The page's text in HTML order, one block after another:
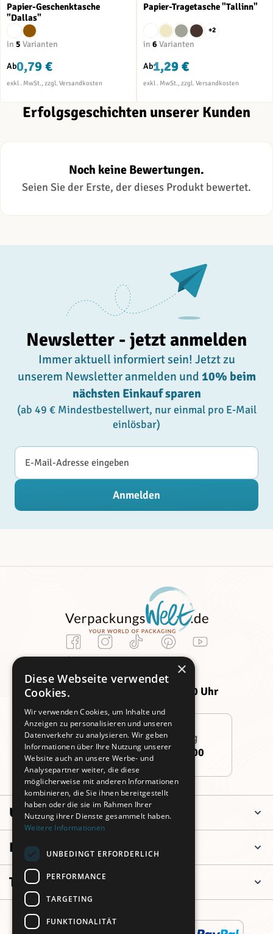
Papier-Geschenktasche
"Dallas"
in 5 Varianten
Ab0,79 €
Papier-Tragetasche "Tallinn"
in 6 Varianten
+2
Ab1,29 €
Erfolgsgeschichten unserer Kunden
Noch keine Bewertungen.
Seien Sie der Erste, der dieses Produkt bewertet.
Newsletter - jetzt anmelden
Immer aktuell informiert sein! Jetzt zu
unserem Newsletter anmelden und 10% beim
nächsten Einkauf sparen
(ab 49 € Mindestbestellwert, nur einmal pro E-Mail
einlösbar)
E-Mail-Adresse
Anmelden
Kundenservice
Montag -
Donnerstag:
09:00 - 16:00 Uhr
Freitag:
09:00 - 14:00 Uhr
Persönliche Beratung
+49 (0)911 3260 6700
Unternehmen
Informationen
Top Kategorien
×
Diese Webseite verwendet
Cookies.
Wir verwenden Cookies, um Inhalte und
Anzeigen zu personalisieren und unseren
Datenverkehr zu analysieren. Wir geben
Informationen über Ihre Nutzung unserer
Website auch an unsere Werbe- und
Analysepartner weiter, die diese
möglicherweise mit anderen Informationen
kombinieren, die Sie ihnen bereitgestellt
haben oder die sie im Rahmen Ihrer
Nutzung ihrer Dienste gesammelt haben.
Weitere Informationen
UNBEDINGT ERFORDERLICH
PERFORMANCE
TARGETING
FUNKTIONALITÄT